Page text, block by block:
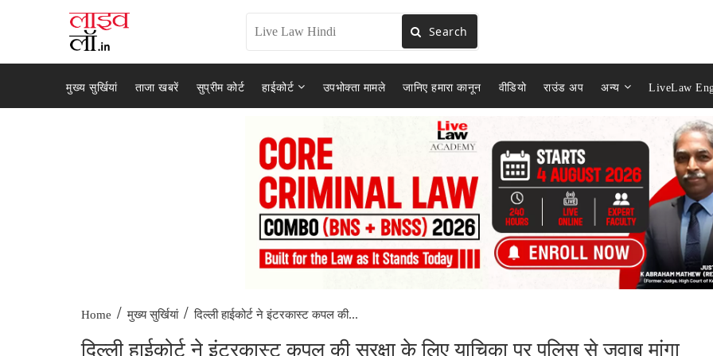
Search
मुख्य सुर्खियां ताजा खबरें सुप्रीम कोर्ट हाईकोर्ट उपभोक्ता मामले जानिए हमारा कानून वीडियो राउंड अप अन्य LiveLaw
Home / मुख्य सुर्खियां / दिल्ली हाईकोर्ट ने इंटरकास्ट कपल की...
दिल्ली हाईकोर्ट ने इंटरकास्ट कपल की सुरक्षा के लिए याचिका पर पुलिस से जवाब मांगा